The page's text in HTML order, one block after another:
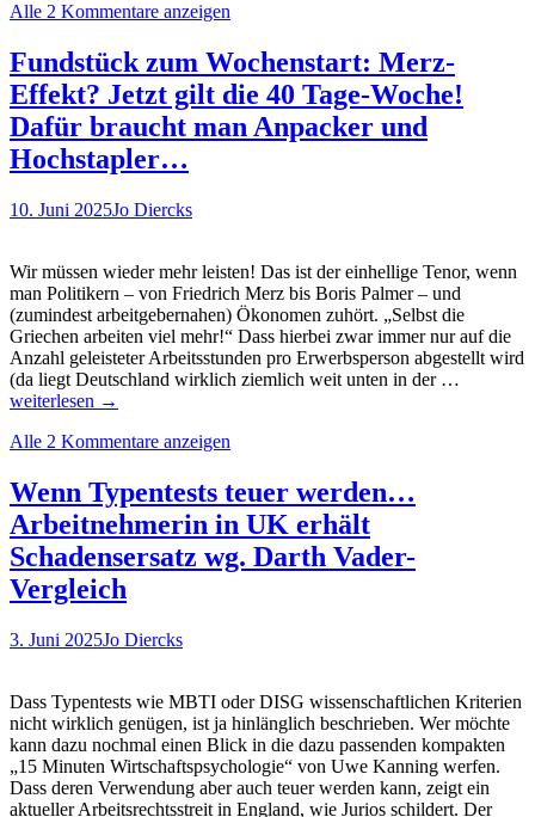
die
Oder
heißt
es
„Ein
Gnu“,
oder
Naja,
Ein
lustiges
Fundstück
von
der
Polizei
Salzburg…
Alle 2 Kommentare anzeigen
Fundstück zum Wochenstart: Merz-
Effekt? Jetzt gilt die 40 Tage-Woche!
Dafür braucht man Anpacker und
Hochstapler…
10. Juni 2025Jo Diercks
Wir müssen wieder mehr leisten! Das ist der einhellige Tenor, wenn
man Politikern – von Friedrich Merz bis Boris Palmer – und
(zumindest arbeitgebernahen) Ökonomen zuhört. „Selbst die
Griechen arbeiten viel mehr!“ Dass hierbei zwar immer nur auf die
Anzahl geleisteter Arbeitsstunden pro Erwerbsperson abgestellt wird
(da liegt Deutschland wirklich ziemlich weit unten in der …
und
weiterlesen →
Alle 2 Kommentare anzeigen
Wenn Typentests teuer werden…
Arbeitnehmerin in UK erhält
Schadensersatz wg. Darth Vader-
Vergleich
3. Juni 2025Jo Diercks
Dass Typentests wie MBTI oder DISG wissenschaftlichen Kriterien
nicht wirklich genügen, ist ja hinlänglich beschrieben. Wer möchte
kann dazu nochmal einen Blick in die dazu passenden kompakten
„15 Minuten Wirtschaftspsychologie“ von Uwe Kanning werfen.
Dass deren Verwendung aber auch teuer werden kann, zeigt ein
aktueller Arbeitsrechtsstreit in England, wie Jurios schildert. Der